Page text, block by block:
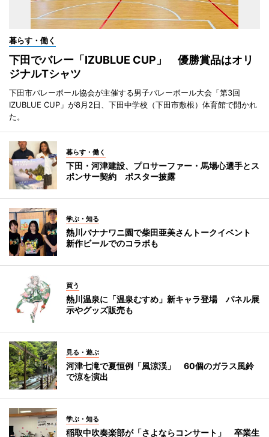
暮らす・働く
下田でバレー「IZUBLUE CUP」 優勝賞品はオリ
ジナルTシャツ
下田市バレーボール協会が主催する男子バレーボール大会「第3回
IZUBLUE CUP」が8月2日、下田中学校（下田市敷根）体育館で開かれ
た。
暮らす・働く
下田・河津建設、プロサーファー・馬場心選手とス
ポンサー契約 ポスター披露
学ぶ・知る
熱川バナナワニ園で柴田亜美さんトークイベント
新作ビールでのコラボも
買う
熱川温泉に「温泉むすめ」新キャラ登場 パネル展
示やグッズ販売も
見る・遊ぶ
河津七滝で夏恒例「風涼渓」 60個のガラス風鈴
で涼を演出
学ぶ・知る
稲取中吹奏楽部が「さよならコンサート」 卒業生